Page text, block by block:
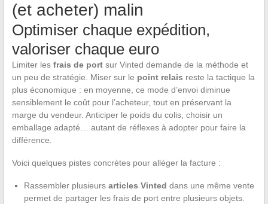
(et acheter) malin
Optimiser chaque expédition,
valoriser chaque euro
Limiter les frais de portsur Vinted demande de la méthode et
un peu de stratégie. Miser sur le point relais reste la tactique la
plus économique : en moyenne, ce mode d’envoi diminue
sensiblement le coût pour l’acheteur, tout en préservant la
marge du vendeur. Anticiper le poids du colis, choisir un
emballage adapté… autant de réflexes à adopter pour faire la
différence.
Voici quelques pistes concrètes pour alléger la facture :
Rassembler plusieurs articles Vinted dans une même vente
permet de partager les frais de port entre plusieurs objets.